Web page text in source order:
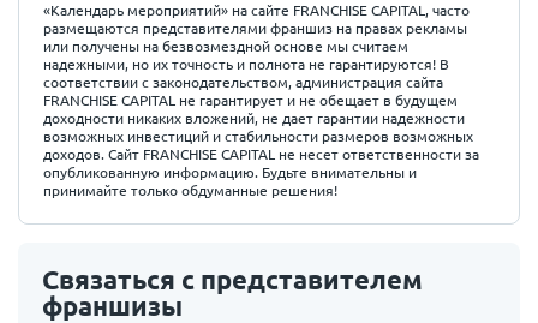
«Календарь мероприятий» на сайте FRANCHISE CAPITAL, часто
размещаются представителями франшиз на правах рекламы
или получены на безвозмездной основе мы считаем
надежными, но их точность и полнота не гарантируются! В
соответствии с законодательством, администрация сайта
FRANCHISE CAPITAL не гарантирует и не обещает в будущем
доходности никаких вложений, не дает гарантии надежности
возможных инвестиций и стабильности размеров возможных
доходов. Сайт FRANCHISE CAPITAL не несет ответственности за
опубликованную информацию. Будьте внимательны и
принимайте только обдуманные решения!
Связаться с представителем
франшизы